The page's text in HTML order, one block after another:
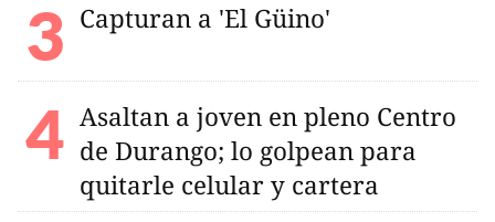
Capturan a 'El Güino'
Asaltan a joven en pleno Centro
de Durango; lo golpean para
quitarle celular y cartera